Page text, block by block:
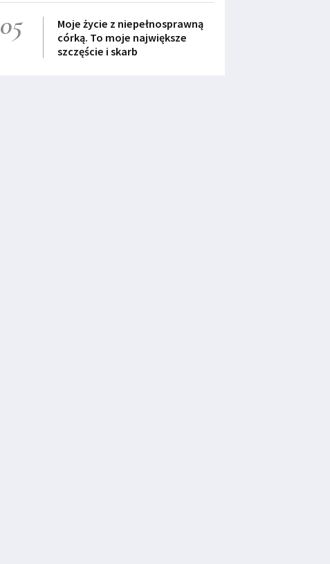
05
Moje życie z niepełnosprawną
córką. To moje największe
szczęście i skarb